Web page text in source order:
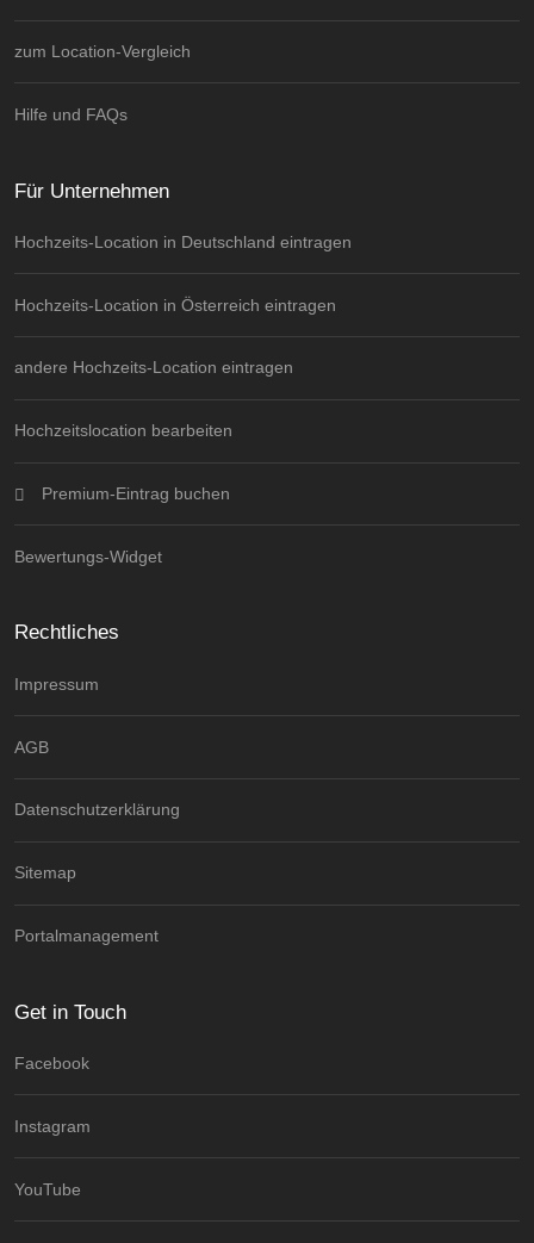
zum Location-Vergleich
Hilfe und FAQs
Für Unternehmen
Hochzeits-Location in Deutschland eintragen
Hochzeits-Location in Österreich eintragen
andere Hochzeits-Location eintragen
Hochzeitslocation bearbeiten
Premium-Eintrag buchen
Bewertungs-Widget
Rechtliches
Impressum
AGB
Datenschutzerklärung
Sitemap
Portalmanagement
Get in Touch
Facebook
Instagram
YouTube